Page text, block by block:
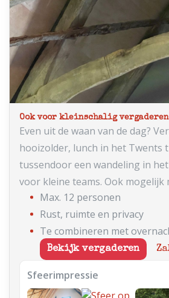
Ook voor kleinschalig vergaderen
Even uit de waan van de dag?
hooizolder, lunch in het Twents
tussendoor een wandeling in
voor kleine teams. Ook mogelijk
Max. 12 personen
Rust, ruimte en privacy
Te combineren met
Bekijk vergaderen
Sfeerimpressie